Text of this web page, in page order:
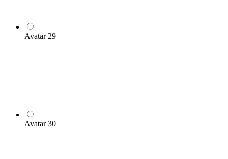
Avatar 29
Avatar 30